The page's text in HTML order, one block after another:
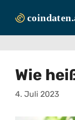
Inhalt
Wie
4. Juli 2023